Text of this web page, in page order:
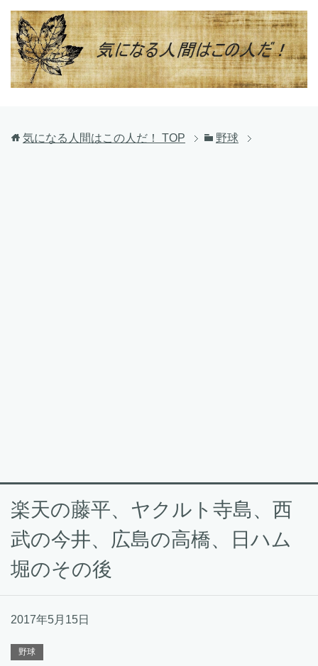
気になる人間はこの人だ！ TOP 野球
楽天の藤平、ヤクルト寺島、西
武の今井、広島の高橋、日ハム
堀のその後
2017年5月15日
野球